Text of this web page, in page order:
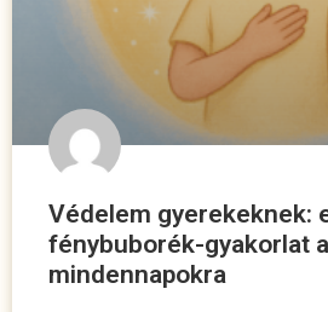
Védelem gyerekeknek:
fénybuborék-gyakorlat a
mindennapokra